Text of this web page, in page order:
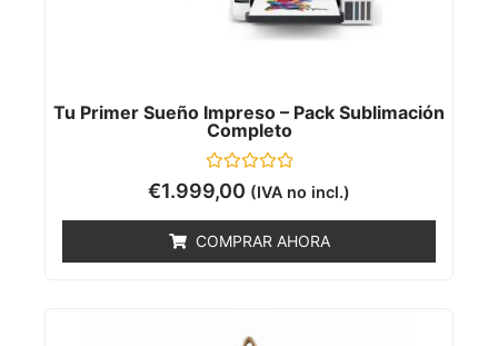
Tu Primer Sueño Impreso – Pack Sublimación
Completo
Valorado
con
5
€1.999,00 (IVA no incl.)
COMPRAR AHORA